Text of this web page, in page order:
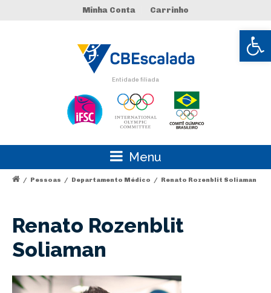
Abrir
Minha Conta Carrinho
Entidade filiada
Menu
/ Pessoas / Departamento Médico / Renato Rozenblit Soliaman
Renato Rozenblit
Soliaman